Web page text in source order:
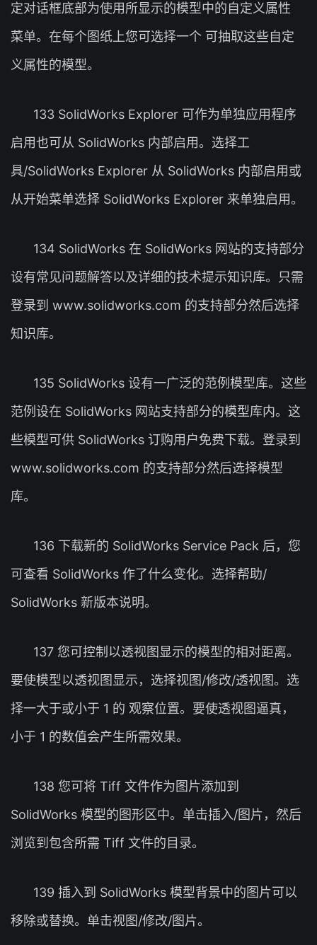
定对话框底部为使用所显示的模型中的自定义属性
菜单。在每个图纸上您可选择一个 可抽取这些自定
义属性的模型。
133 SolidWorks Explorer 可作为单独应用程序
启用也可从 SolidWorks 内部启用。选择工
具/SolidWorks Explorer 从 SolidWorks 内部启用或
从开始菜单选择 SolidWorks Explorer 来单独启用。
134 SolidWorks 在 SolidWorks 网站的支持部分
设有常见问题解答以及详细的技术提示知识库。只需
登录到 www.solidworks.com 的支持部分然后选择
知识库。
135 SolidWorks 设有一广泛的范例模型库。这些
范例设在 SolidWorks 网站支持部分的模型库内。这
些模型可供 SolidWorks 订购用户免费下载。登录到
www.solidworks.com 的支持部分然后选择模型
库。
136 下载新的 SolidWorks Service Pack 后，您
可查看 SolidWorks 作了什么变化。选择帮助/
SolidWorks 新版本说明。
137 您可控制以透视图显示的模型的相对距离。
要使模型以透视图显示，选择视图/修改/透视图。选
择一大于或小于 1 的 观察位置。要使透视图逼真，
小于 1 的数值会产生所需效果。
138 您可将 Tiff 文件作为图片添加到
SolidWorks 模型的图形区中。单击插入/图片，然后
浏览到包含所需 Tiff 文件的目录。
139 插入到 SolidWorks 模型背景中的图片可以
移除或替换。单击视图/修改/图片。